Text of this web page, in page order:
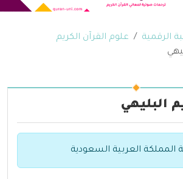
الرقمية
علوم القرآن الكريم
البليهي
المملكة العربية السعودية